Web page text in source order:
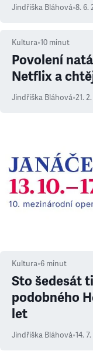
Jindřiška Bláhová•8. 6.
Kultura•10 minut
Povolení
Netflix a
Jindřiška Bláhová•21.
Kultura•6 minut
Sto šedesát
podobného
let
Jindřiška Bláhová•14.